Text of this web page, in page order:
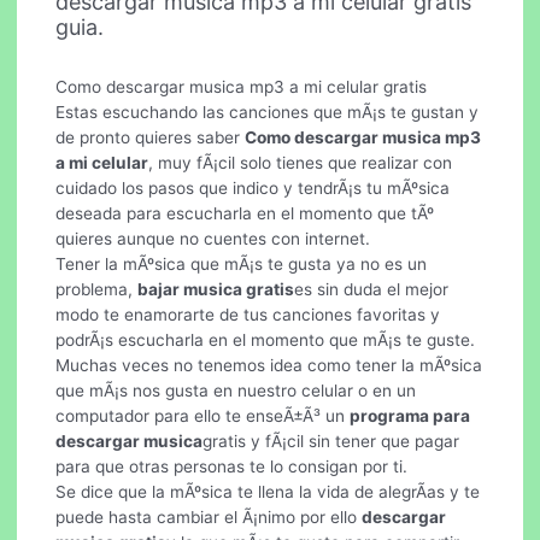
guia.
Como descargar musica mp3 a mi celular gratis
Estas escuchando las canciones que mÃ¡s te gustan y
de pronto quieres saberComo descargar musica mp3
a mi celular, muy fÃ¡cil solo tienes que realizar con
cuidado los pasos que indico y tendrÃ¡s tu mÃºsica
deseada para escucharla en el momento que tÃº
quieres aunque no cuentes con internet.
Tener la mÃºsica que mÃ¡s te gusta ya no es un
problema,bajar musica gratises sin duda el mejor
modo te enamorarte de tus canciones favoritas y
podrÃ¡s escucharla en el momento que mÃ¡s te guste.
Muchas veces no tenemos idea como tener la mÃºsica
que mÃ¡s nos gusta en nuestro celular o en un
computador para ello te enseÃ±Ã³ unprograma para
descargar musicagratis y fÃ¡cil sin tener que pagar
para que otras personas te lo consigan por ti.
Se dice que la mÃºsica te llena la vida de alegrÃ­as y te
puede hasta cambiar el Ã¡nimo por ellodescargar